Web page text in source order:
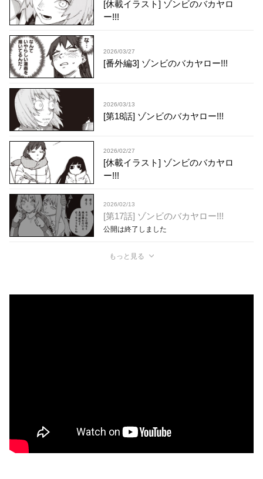
[休載イラスト] ゾンビのバカヤロ
ー!!!
2026/03/27
[番外編3] ゾンビのバカヤロー!!!
2026/03/13
[第18話] ゾンビのバカヤロー!!!
2026/02/27
[休載イラスト] ゾンビのバカヤロ
ー!!!
2026/02/13
[第17話] ゾンビのバカヤロー!!!
公開は終了しました
もっと見る